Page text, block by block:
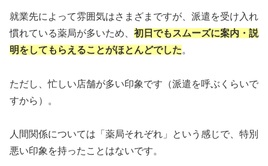
就業先によって雰囲気はさまざまですが、派遣を受け入れ
慣れている薬局が多いため、 初日でもスムーズに案内・説
明をしてもらえることがほとんどでした。
ただし、忙しい店舗が多い印象です（派遣を呼ぶくらいで
すから）。
人間関係については「薬局それぞれ」という感じで、特別
悪い印象を持ったことはないです。